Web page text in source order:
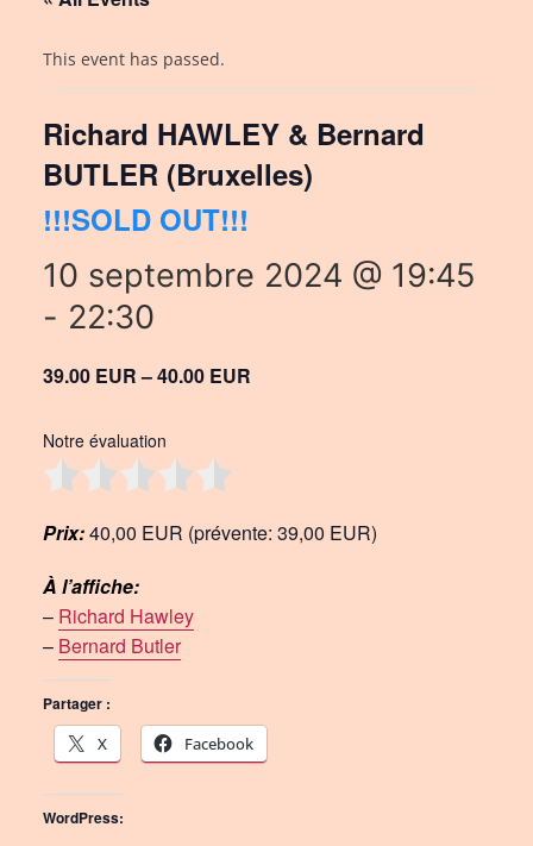
This event has passed.
Richard HAWLEY & Bernard
BUTLER (Bruxelles)
!!!SOLD OUT!!!
10 septembre 2024 @ 19:45
- 22:30
39.00 EUR – 40.00 EUR
Notre évaluation
Prix:40,00 EUR (prévente: 39,00 EUR)
À l’affiche:
– Richard Hawley
– Bernard Butler
Partager :
X
Facebook
WordPress: